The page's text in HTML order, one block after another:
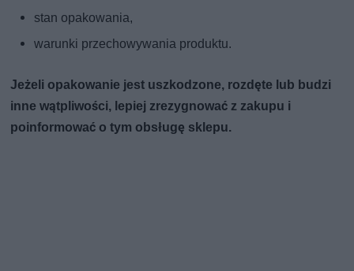
stan opakowania,
warunki przechowywania produktu.
Jeżeli opakowanie jest uszkodzone, rozdęte lub budzi
inne wątpliwości, lepiej zrezygnować z zakupu i
poinformować o tym obsługę sklepu.